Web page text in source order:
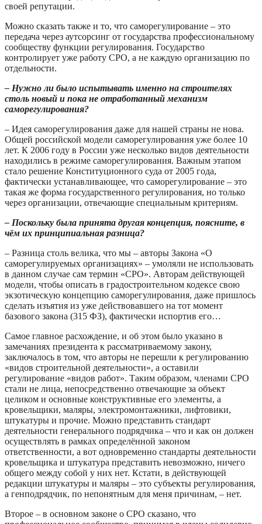
своей репутации.
Можно сказать также и то, что саморегулирование – это
передача через аутсорсинг от государства профессиональному
сообществу функции регулирования. Государство
контролирует уже работу СРО, а не каждую организацию по
отдельности.
– Нужно ли было испытывать именно на строителях
столь новый и пока не отработанный механизм
саморегулирования?
– Идея саморегулирования даже для нашей страны не нова.
Общей российской модели саморегулирования уже более 10
лет. К 2006 году в России уже несколько видов деятельности
находились в режиме саморегулирования. Важным этапом
стало решение Конституционного суда от 2005 года,
фактически устанавливающее, что саморегулирование – это
такая же форма государственного регулирования, но только
через организации, отвечающие специальным критериям.
– Поскольку была принята другая концепция, поясните, в
чём их принципиальная разница?
– Разница столь велика, что мы – авторы Закона «О
саморегулируемых организациях» – умоляли не использовать
в данном случае сам термин «СРО». Авторам действующей
модели, чтобы описать в градостроительном кодексе свою
экзотическую концепцию саморегулирования, даже пришлось
сделать изъятия из уже действовавшего на тот момент
базового закона (315 ФЗ), фактически испортив его…
Самое главное расхождение, и об этом было указано в
замечаниях президента к рассматриваемому закону,
заключалось в том, что авторы не перешли к регулированию
«видов строительной деятельности», а оставили
регулирование «видов работ». Таким образом, членами СРО
стали не лица, непосредственно отвечающие за объект
целиком и основные конструктивные его элементы, а
кровельщики, маляры, электромонтажники, лифтовики,
штукатуры и прочие. Можно представить стандарт
деятельности генерального подрядчика – что и как он должен
осуществлять в рамках определённой законом
ответственности, а вот одновременно стандарты деятельности
кровельщика и штукатура представить невозможно, ничего
общего между собой у них нет. Кстати, в действующей
редакции штукатуры и маляры – это субъекты регулирования,
а генподрядчик, по непонятным для меня причинам, – нет.
Второе – в основном законе о СРО сказано, что